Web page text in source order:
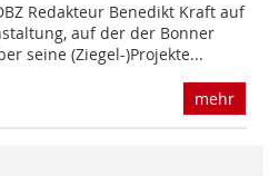
Redakteur Benedikt Kraft auf
auf der der Bonner
seine (Ziegel-)Projekte...
mehr